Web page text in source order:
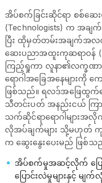
အိပ်စက်ခြင်းဆိုင်ရာ စစ်ဆေး
(Technologists) က အခ
ပြီး ထိုမှတ်တမ်းအချက်အလ
ဆေးပညာအထူးကုဆရာဝန်
ကြည့်ရှုကာ လူနာ၏လက္ခဏာ
ရောဂါအခြေအနေများကို
ဖြစ်သည်။ ရလဒ်အဖြေထွ
သီတင်းပတ် အနည်းငယ် ကြ
သက်ဆိုင်ရာရောဂါများ
လိုအပ်ချက်များ သို့မဟုတ်
က ဆွေးနွေးပေးမည် ဖြစ်သည်
အိပ်စက်မှုအဆင့်လိုက် ပြေ
ပြောင်းလဲမှုများနှင့် မျ